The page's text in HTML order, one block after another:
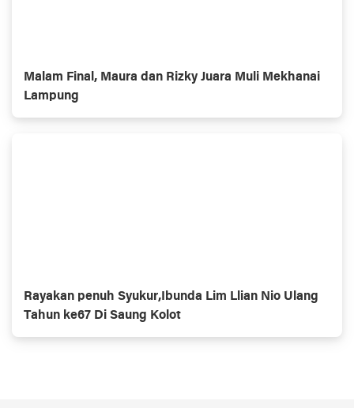
Malam Final, Maura dan Rizky Juara Muli Mekhanai
Lampung
Rayakan penuh Syukur,Ibunda Lim Llian Nio Ulang
Tahun ke67 Di Saung Kolot